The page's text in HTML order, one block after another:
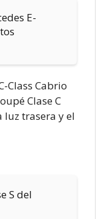
E-
Class Cabrio
Clase C
luz trasera y el
S del